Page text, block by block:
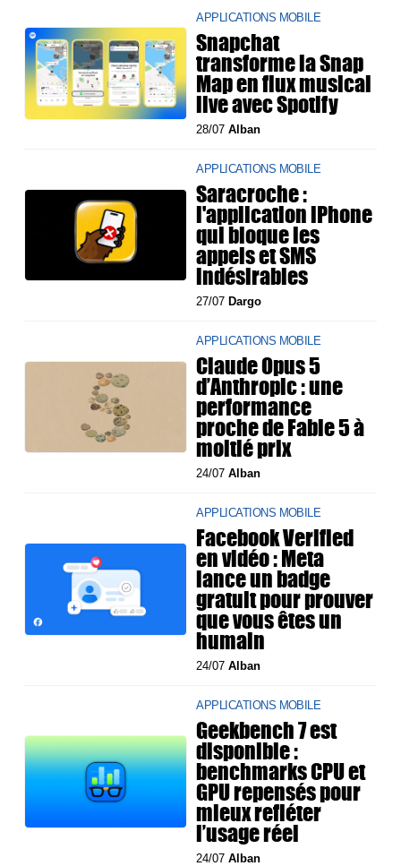
APPLICATIONS MOBILE
Snapchat
transforme la Snap
Map en flux musical
live avec Spotify
28/07Alban
APPLICATIONS MOBILE
Saracroche :
l'application iPhone
qui bloque les
appels et SMS
indésirables
27/07 Dargo
APPLICATIONS MOBILE
Claude Opus 5
d’Anthropic : une
performance
proche de Fable 5 à
moitié prix
24/07Alban
APPLICATIONS MOBILE
Facebook Verified
en vidéo : Meta
lance un badge
gratuit pour prouver
que vous êtes un
humain
24/07Alban
APPLICATIONS MOBILE
Geekbench 7 est
disponible :
benchmarks CPU et
GPU repensés pour
mieux refléter
l’usage réel
24/07Alban